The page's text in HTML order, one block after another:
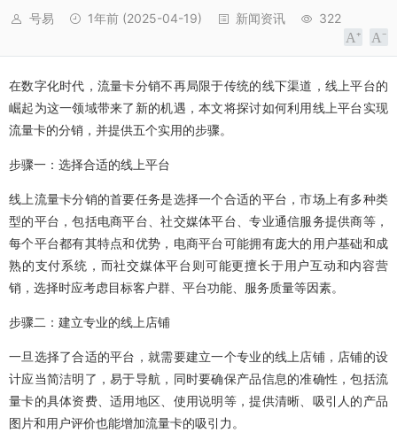
号易 1年前 (2025-04-19) 新闻资讯 322
在数字化时代，流量卡分销不再局限于传统的线下渠道，线上平台的
崛起为这一领域带来了新的机遇，本文将探讨如何利用线上平台实现
流量卡的分销，并提供五个实用的步骤。
步骤一：选择合适的线上平台
线上流量卡分销的首要任务是选择一个合适的平台，市场上有多种类
型的平台，包括电商平台、社交媒体平台、专业通信服务提供商等，
每个平台都有其特点和优势，电商平台可能拥有庞大的用户基础和成
熟的支付系统，而社交媒体平台则可能更擅长于用户互动和内容营
销，选择时应考虑目标客户群、平台功能、服务质量等因素。
步骤二：建立专业的线上店铺
一旦选择了合适的平台，就需要建立一个专业的线上店铺，店铺的设
计应当简洁明了，易于导航，同时要确保产品信息的准确性，包括流
量卡的具体资费、适用地区、使用说明等，提供清晰、吸引人的产品
图片和用户评价也能增加流量卡的吸引力。